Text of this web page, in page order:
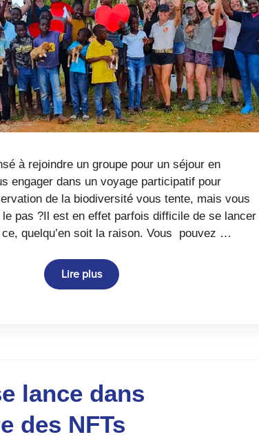
à rejoindre un groupe pour un séjour en
engager dans un voyage participatif pour
de la biodiversité vous tente, mais vous
le pas ?Il est en effet parfois difficile de se lancer
ce, quelqu’en soit la raison. Vous pouvez …
Lire plus
lance dans
des NFTs